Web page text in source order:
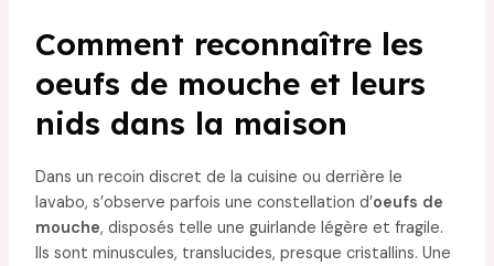
Comment reconnaître les
oeufs de mouche et leurs
nids dans la maison
Dans un recoin discret de la cuisine ou derrière le
lavabo, s’observe parfois une constellation d’oeufs de
mouche, disposés telle une guirlande légère et fragile.
Ils sont minuscules, translucides, presque cristallins. Une